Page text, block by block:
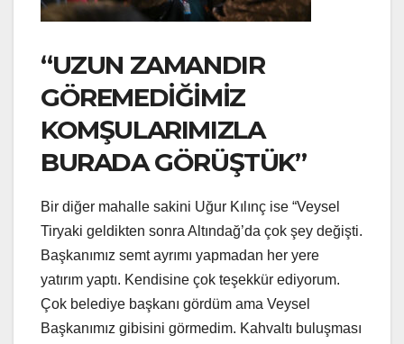
“UZUN ZAMANDIR
GÖREMEDİĞİMİZ
KOMŞULARIMIZLA
BURADA GÖRÜŞTÜK”
Bir diğer mahalle sakini Uğur Kılınç ise “Veysel
Tiryaki geldikten sonra Altındağ’da çok şey değişti.
Başkanımız semt ayrımı yapmadan her yere
yatırım yaptı. Kendisine çok teşekkür ediyorum.
Çok belediye başkanı gördüm ama Veysel
Başkanımız gibisini görmedim. Kahvaltı buluşması